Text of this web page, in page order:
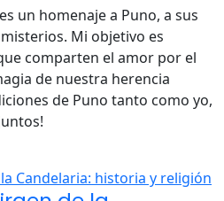
un homenaje a Puno, a sus
Mi objetivo es
comparten el amor por el
de nuestra herencia
de Puno tanto como yo,
Candelaria: historia y religión